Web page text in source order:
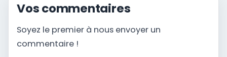
Vos commentaires
Soyez le premier à nous envoyer un
commentaire !